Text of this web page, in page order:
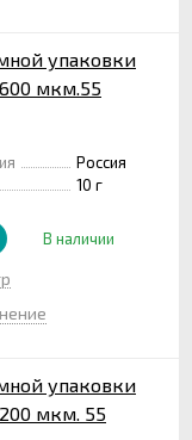
упаковки
мкм.55
Россия
10 г
В наличии
упаковки
мкм. 55